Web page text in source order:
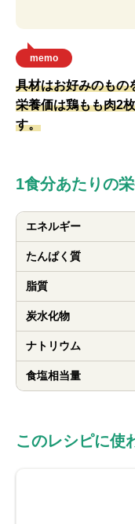
memo
具材はお好みのもの
栄養価は鶏もも肉2
す。
1食分あたりの
エネルギー
たんぱく質
脂質
炭水化物
ナトリウム
食塩相当量
このレシピに使